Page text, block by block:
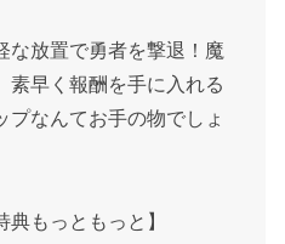
な放置で勇者を撃退！魔
素早く報酬を手に入れる
プなんてお手の物でしょ
典もっともっと】